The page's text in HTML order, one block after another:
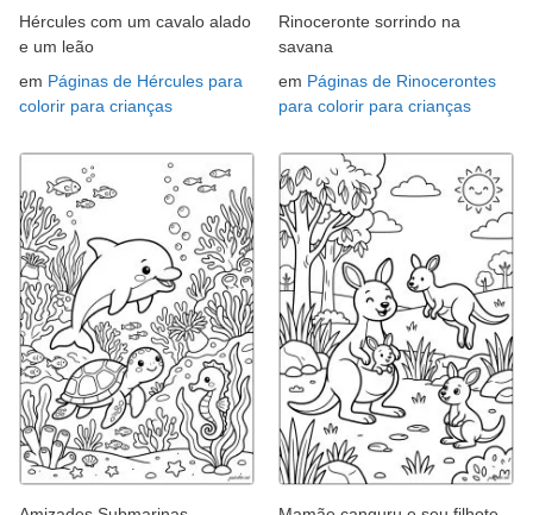
Hércules com um cavalo alado
e um leão
em Páginas de Hércules para
colorir para crianças
Rinoceronte sorrindo na
savana
em Páginas de Rinocerontes
para colorir para crianças